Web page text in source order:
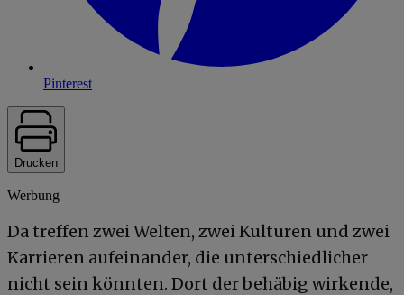
Pinterest
Drucken
Werbung
Da treffen zwei Welten, zwei Kulturen und zwei
Karrieren aufeinander, die unterschiedlicher
nicht sein könnten. Dort der behäbig wirkende,